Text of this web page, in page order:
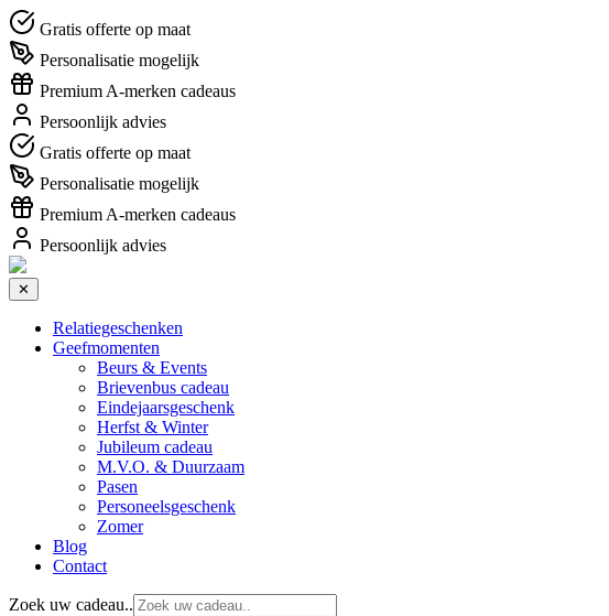
Gratis offerte op maat
Personalisatie mogelijk
Premium A-merken cadeaus
Persoonlijk advies
Gratis offerte op maat
Personalisatie mogelijk
Premium A-merken cadeaus
Persoonlijk advies
✕
Relatiegeschenken
Geefmomenten
Beurs & Events
Brievenbus cadeau
Eindejaarsgeschenk
Herfst & Winter
Jubileum cadeau
M.V.O. & Duurzaam
Pasen
Personeelsgeschenk
Zomer
Blog
Contact
Zoek uw cadeau..